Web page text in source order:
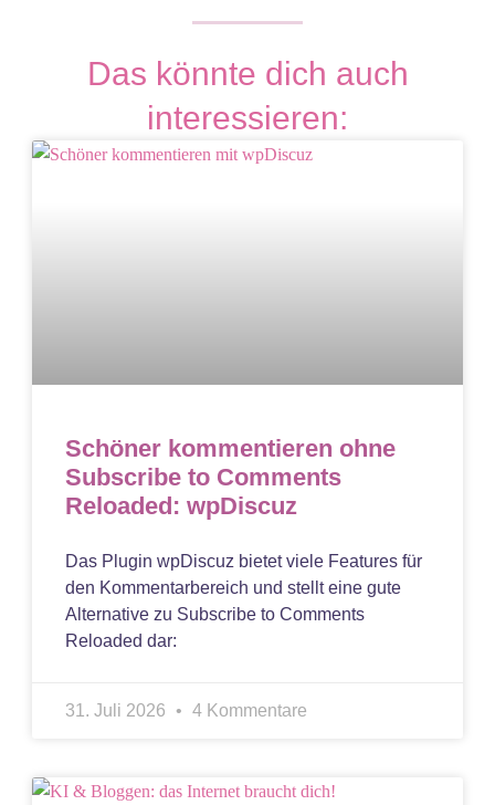
Das könnte dich auch
interessieren:
Schöner kommentieren ohne
Subscribe to Comments
Reloaded: wpDiscuz
Das Plugin wpDiscuz bietet viele Features für
den Kommentarbereich und stellt eine gute
Alternative zu Subscribe to Comments
Reloaded dar:
31. Juli 2026 4 Kommentare